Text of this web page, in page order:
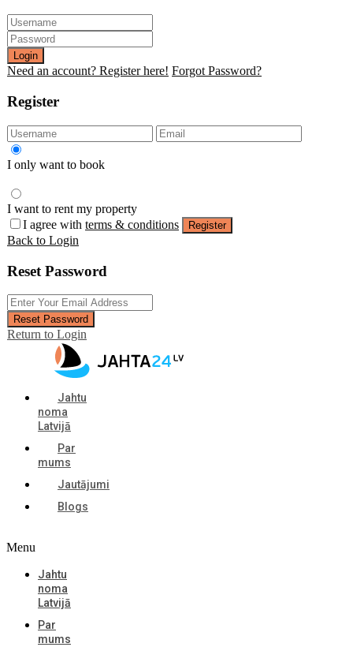
Login
Need an account? Register here! Forgot Password?
Register
I only want to book
I want to rent my property
I agree with terms & conditions Register
Back to Login
Reset Password
Reset Password
Return to Login
Jahtu
noma
Latvijā
Par
mums
Jautājumi
Blogs
Menu
Jahtu
noma
Latvijā
Par
mums